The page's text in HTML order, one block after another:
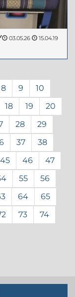
15.04.19
03.05.26
8 9
10
18 19
20
28
29
37
38
45 46
47
55
56
64
65
73
74